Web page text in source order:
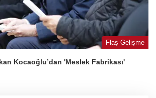
Flaş Gelişme
Kocaoğlu’dan 'Meslek Fabrikası'